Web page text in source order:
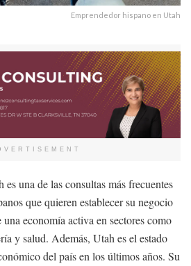
Emprendedor hispano en Utah
una de las consultas más frecuentes
que quieren establecer su negocio
economía activa en sectores como
y salud. Además, Utah es el estado
del país en los últimos años. Su